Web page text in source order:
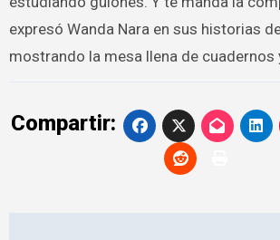
expresó Wanda Nara en sus historias
mostrando la mesa llena de cuadernos
Compartir: